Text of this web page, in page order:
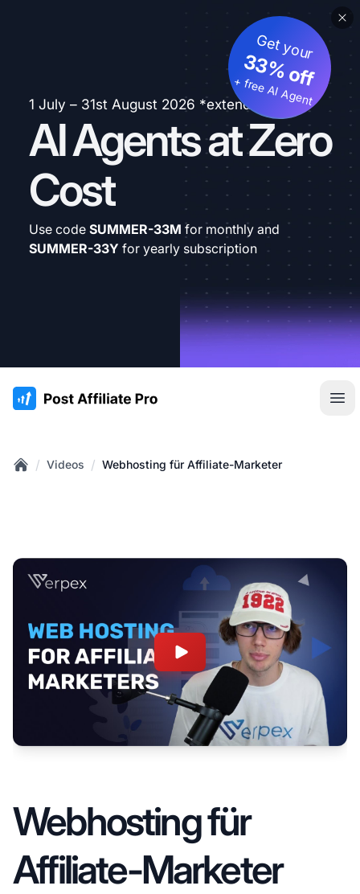
1 July – 31st August 2026 *extended
AI Agents at Zero
Cost
Get your
33% off
+ free AI Agent
Use code SUMMER-33M for monthly and
SUMMER-33Y for yearly subscription
:site.title
/ Videos / Webhosting für Affiliate-Marketer
Webhosting für
Affiliate-Marketer